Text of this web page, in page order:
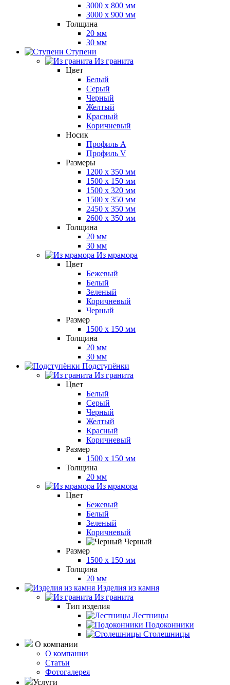
3000 x 800 мм
3000 x 900 мм
Толщина
20 мм
30 мм
Ступени
Из гранита
Цвет
Белый
Серый
Черный
Желтый
Красный
Коричневый
Носик
Профиль A
Профиль V
Размеры
1200 x 350 мм
1500 x 150 мм
1500 x 320 мм
1500 x 350 мм
2450 x 350 мм
2600 x 350 мм
Толщина
20 мм
30 мм
Из мрамора
Цвет
Бежевый
Белый
Зеленый
Коричневый
Черный
Размер
1500 x 150 мм
Толщина
20 мм
30 мм
Подступёнки
Из гранита
Цвет
Белый
Серый
Черный
Желтый
Красный
Коричневый
Размер
1500 x 150 мм
Толщина
20 мм
Из мрамора
Цвет
Бежевый
Белый
Зеленый
Коричневый
Черный
Размер
1500 x 150 мм
Толщина
20 мм
Изделия из камня
Из гранита
Тип изделия
Лестницы
Подоконники
Столешницы
О компании
О компании
Статьи
Фотогалерея
Услуги